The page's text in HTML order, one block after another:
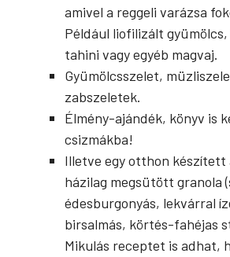
amivel a reggeli varázsa
Például liofilizált
tahini vagy egyéb magvaj.
Gyümölcsszelet,
zabszeletek.
Élmény-ajándék, könyv is
csizmákba!
Illetve egy otthon
házilag megsütött granola
édesburgonyás, lekvárral
birsalmás, körtés-fahéjas
Mikulás receptet is adhat,